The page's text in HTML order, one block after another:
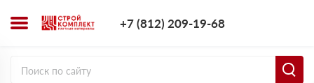
+7 (812) 209-19-68